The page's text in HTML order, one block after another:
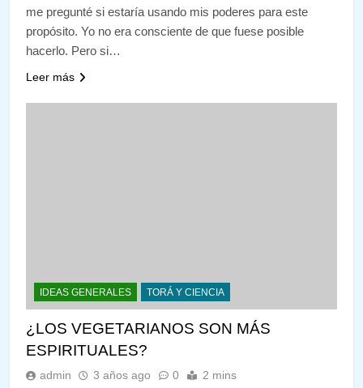
me pregunté si estaría usando mis poderes para este
propósito. Yo no era consciente de que fuese posible
hacerlo. Pero si…
Leer más
IDEAS GENERALES TORÁ Y CIENCIA
¿LOS VEGETARIANOS SON MÁS
ESPIRITUALES?
admin 3 años ago 0 2 mins